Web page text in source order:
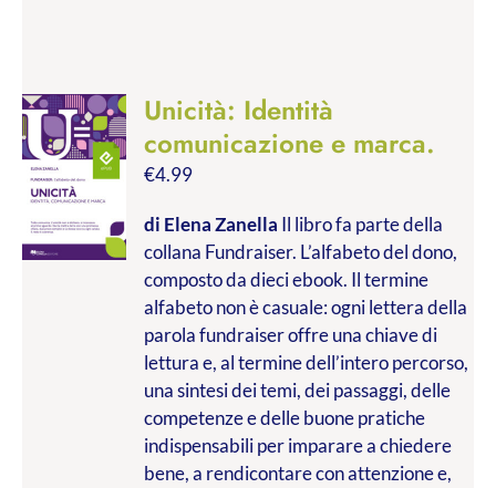
Unicità: Identità
comunicazione e marca.
€4.99
di Elena Zanella Il libro fa parte della
collana Fundraiser. L’alfabeto del dono,
composto da dieci ebook. Il termine
alfabeto non è casuale: ogni lettera della
parola fundraiser offre una chiave di
lettura e, al termine dell’intero percorso,
una sintesi dei temi, dei passaggi, delle
competenze e delle buone pratiche
indispensabili per imparare a chiedere
bene, a rendicontare con attenzione e,